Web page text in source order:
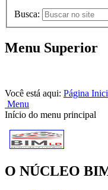
Busca:
Menu Superior
Você está aqui: Página
Menu
Início do menu principal
O NÚCLEO